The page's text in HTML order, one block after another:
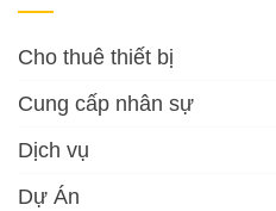
Cho thuê thiết bị
Cung cấp nhân sự
Dịch vụ
Dự Án